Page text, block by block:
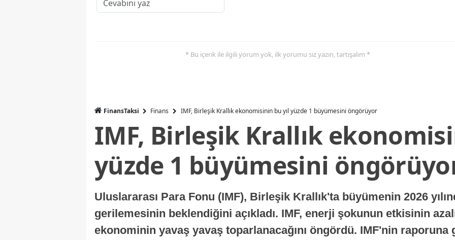
* Bu içerik ile ilgili yorum yok, ilk yorumu siz yazın, tartışalım *
FinansTaksi Finans IMF, Birleşik Krallık ekonomisinin bu yıl yüzde 1 büyümesini öngörüyor
IMF, Birleşik Krallık
yüzde 1 büyümesini
Uluslararası Para Fonu (IMF), Birleşik Krallık'ta büyümenin 2026
gerilemesinin beklendiğini açıkladı. IMF, enerji şokunun etkisinin
ekonominin yavaş yavaş toparlanacağını öngördü. IMF'nin raporuna